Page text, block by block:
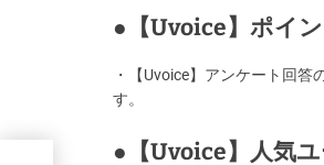
●【Uvoice】ポイン
・【Uvoice】アンケート回
す。
●【Uvoice】人気